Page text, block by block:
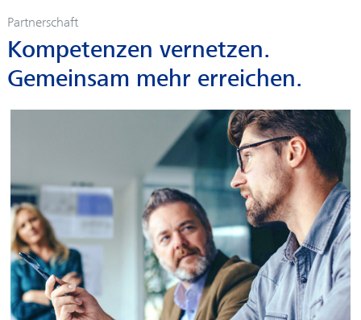
Partnerschaft
Kompetenzen vernetzen.
Gemeinsam mehr erreichen.